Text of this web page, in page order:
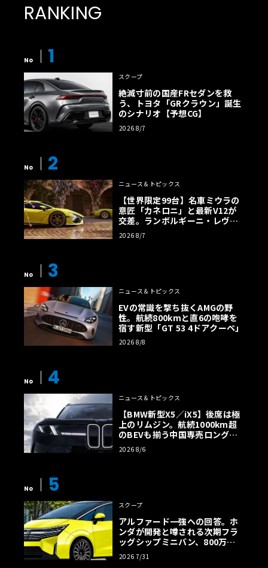
RANKING
No 1
スクープ
絶滅寸前の国産FRセダンを救
う、トヨタ「GRクラウン」誕生
のシナリオ【予想CG】
2026 8/7
No 2
ニュース＆トピックス
【世界限定99台】名車ミウラの
意匠「カネロニ」と最新V12が
交差。ランボルギーニ・レヴエ
ルトに60周年記念車が登場
2026 8/7
No 3
ニュース＆トピックス
EVの常識を撃ち抜くAMGの野
性。航続800kmと直6の咆哮を
宿す新型「GT 53 4ドアクーペ」
2026 8/8
No 4
ニュース＆トピックス
【BMW新型X5／iX5】後席は極
上のリムジン。航続1000km超
のBEVも揃う中国専売ロング仕
様の全貌
2026 8/6
No 5
スクープ
アルファード一強への回答。ホ
ンダが開発と噂される次期フラ
ッグシップミニバン、800万円
超の勝算【予想CG】
2026 7/31